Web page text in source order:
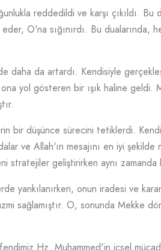
reddedildi ve karşı çıkıldı. Bu
O'na sığınırdı. Bu dualarında,
daha da artardı. Kendisiyle
yol gösteren bir ışık haline
bir düşünce sürecini tetiklerdi.
ve Allah'ın mesajını en iyi
geliştirirken aynı zamanda
yankılanırken, onun iradesi ve
sağlamıştır. O, sonunda Mekke